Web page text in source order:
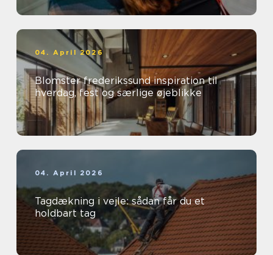
04. April 2026
Blomster frederikssund inspiration til
hverdag, fest og særlige øjeblikke
04. April 2026
Tagdækning i vejle: sådan får du et
holdbart tag